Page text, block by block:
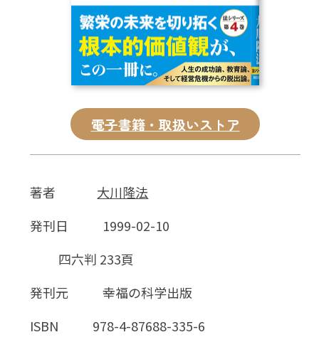
外国語
電子書籍・取扱いストア
著者
大川隆法
発刊日
1999-02-10
四六判 233頁
発刊元
幸福の科学出版
ISBN
978-4-87688-335-6